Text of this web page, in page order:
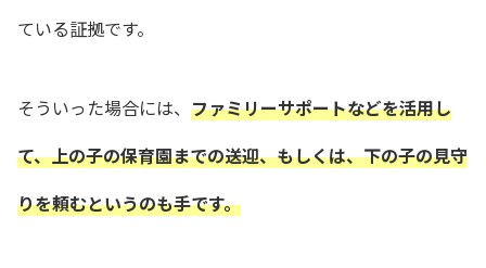
ている証拠です。
そういった場合には、 ファミリーサポートなどを活用し
て、上の子の保育園までの送迎、もしくは、下の子の見守
りを頼むというのも手です。